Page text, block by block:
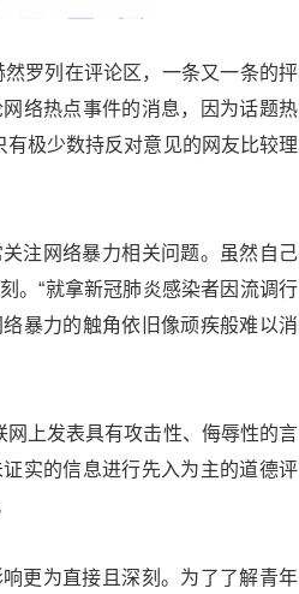
罗列在评论区，一条又一条的抨
络热点事件的消息，因为话题热
有极少数持反对意见的网友比较理
注网络暴力相关问题。虽然自己
。“就拿新冠肺炎感染者因流调行
暴力的触角依旧像顽疾般难以消
网上发表具有攻击性、侮辱性的言
实的信息进行先入为主的道德评
更为直接且深刻。为了了解青年